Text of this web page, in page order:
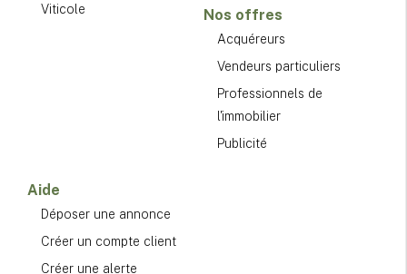
Viticole
Nos offres
Acquéreurs
Vendeurs particuliers
Professionnels de
l'immobilier
Publicité
Aide
Déposer une annonce
Créer un compte client
Créer une alerte